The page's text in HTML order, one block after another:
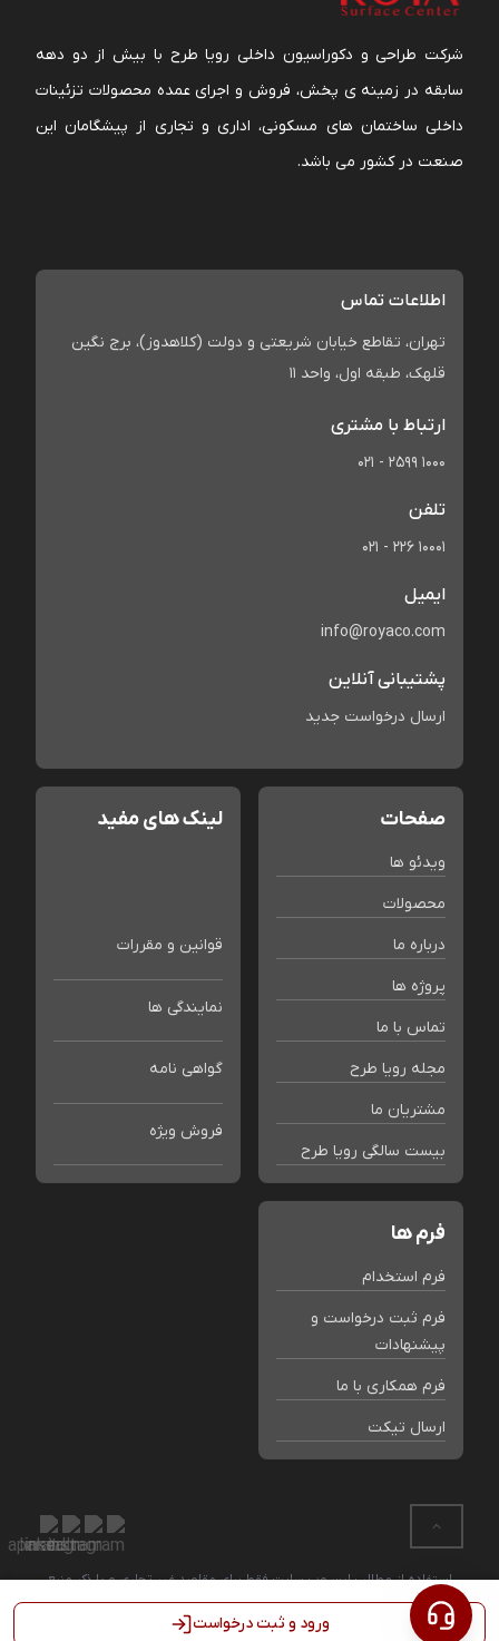
ورود و ثبت درخواست
شرکت طراحی و دکوراسیون داخلی رویا طرح با بیش از دو دهه
سابقه در زمینه ی پخش، فروش و اجرای عمده محصولات تزئینات
داخلی ساختمان های مسکونی، اداری و تجاری از پیشگامان این
صنعت در کشور می باشد.
اطلاعات تماس
تهران، تقاطع خیابان شریعتی و دولت (کلاهدوز)، برج نگین
قلهک، طبقه اول، واحد 11
ارتباط با مشتری
021 - 2599 1000
تلفن
021 - 226 10001
ایمیل
info@royaco.com
پشتیبانی آنلاین
ارسال درخواست جدید
صفحات
ویدئو ها
محصولات
درباره ما
پروژه ها
تماس با ما
مجله رویا طرح
مشتریان ما
بیست سالگی رویا طرح
لینک های مفید
قوانین و مقررات
نمایندگی ها
گواهی نامه
فروش ویژه
فرم ها
فرم استخدام
فرم ثبت درخواست و
پیشنهادات
فرم همکاری با ما
ارسال تیکت
استفاده از مطالب این وب سایت فقط برای مقاصد غیر تجاری و با ذکر منبع
بلامانع است. کلیه حقوق این سایت متعلق به فروشگاه رویا طرح می باشد.